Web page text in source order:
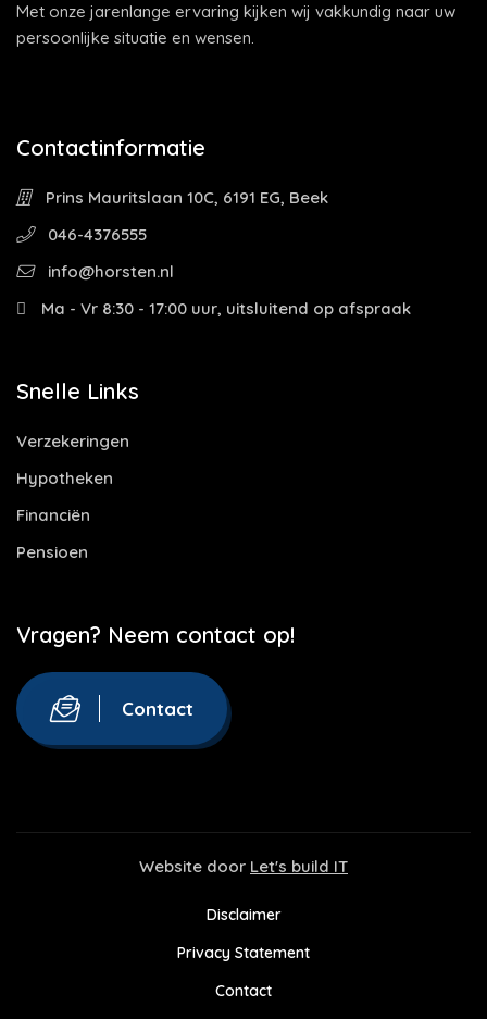
Met onze jarenlange ervaring kijken wij vakkundig naar uw
persoonlijke situatie en wensen.
Contactinformatie
Prins Mauritslaan 10C, 6191 EG, Beek
046-4376555
info@horsten.nl
Ma - Vr 8:30 - 17:00 uur, uitsluitend op afspraak
Snelle Links
Verzekeringen
Hypotheken
Financiën
Pensioen
Vragen? Neem contact op!
Contact
Website door Let's build IT
Disclaimer
Privacy Statement
Contact